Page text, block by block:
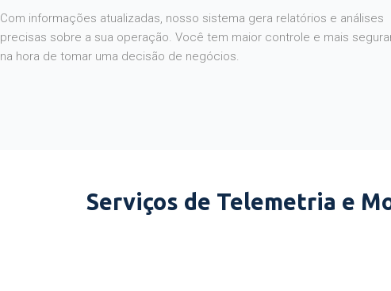
Com informações atualizadas, nosso sistema gera relatórios e análises
precisas sobre a sua operação. Você tem maior controle e mais
na hora de tomar uma decisão de negócios.
Serviços de Telemetria e